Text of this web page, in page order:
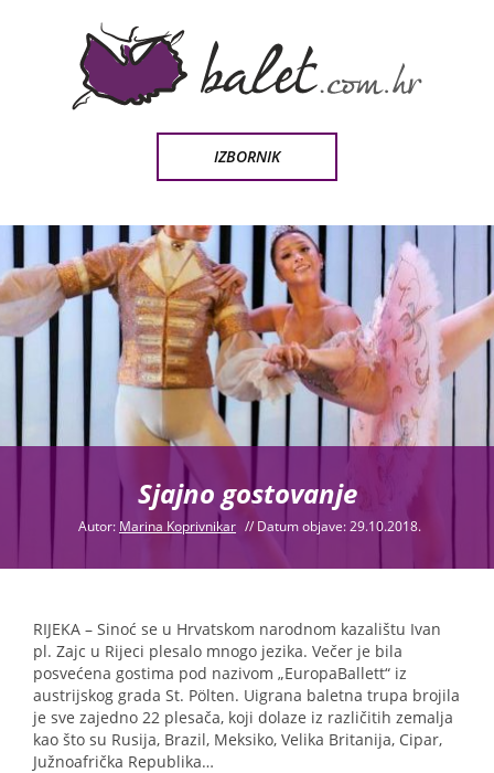
IZBORNIK
Sjajno gostovanje
Autor: Marina Koprivnikar // Datum objave: 29.10.2018.
RIJEKA – Sinoć se u Hrvatskom narodnom kazalištu Ivan
pl. Zajc u Rijeci plesalo mnogo jezika. Večer je bila
posvećena gostima pod nazivom „EuropaBallett“ iz
austrijskog grada St. Pölten. Uigrana baletna trupa brojila
je sve zajedno 22 plesača, koji dolaze iz različitih zemalja
kao što su Rusija, Brazil, Meksiko, Velika Britanija, Cipar,
Južnoafrička Republika…